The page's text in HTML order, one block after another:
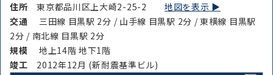
住所東京都品川区上大崎2-25-2地図を表示 ▶︎
交通
三田線 目黒駅 2分 / 山手線 目黒駅 2分 / 東横線 目黒駅
2分 / 南北線 目黒駅 2分
規模
地上14階 地下1階
竣⼯ 2012年12月 (新耐震基準ビル)